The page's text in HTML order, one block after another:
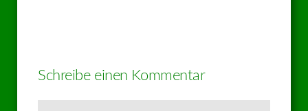
Schreibe einen Kommentar